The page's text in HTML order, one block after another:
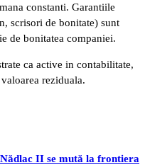
constanti. Garantiile
scrisori de bonitate) sunt
de bonitatea companiei.
ca active in contabilitate,
reziduala.
II se mută la frontiera